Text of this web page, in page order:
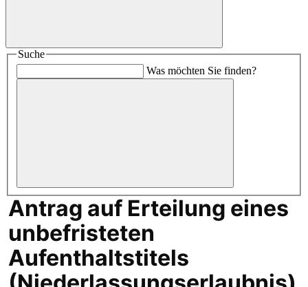
Suche
Was möchten Sie finden?